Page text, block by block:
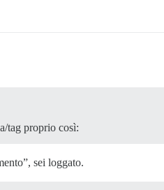
tag proprio così:
sei loggato.